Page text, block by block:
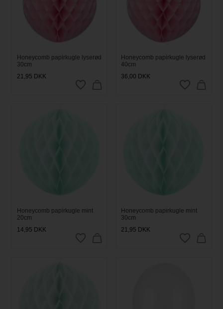
Honeycomb papirkugle lyserød
30cm
21,95 DKK
Honeycomb papirkugle lyserød
40cm
36,00 DKK
Honeycomb papirkugle mint
20cm
14,95 DKK
Honeycomb papirkugle mint
30cm
21,95 DKK